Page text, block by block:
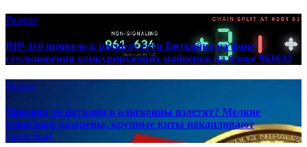
Разное
BIP-110 привело к расколу сети Биткойна на фоне
столкновения конкурирующих майнеров на блоке 961632
Разное
Наконец-то биткоин и альткоины взлетят? Мелкие
кошельки разорены, крупные киты накапливают
средства!